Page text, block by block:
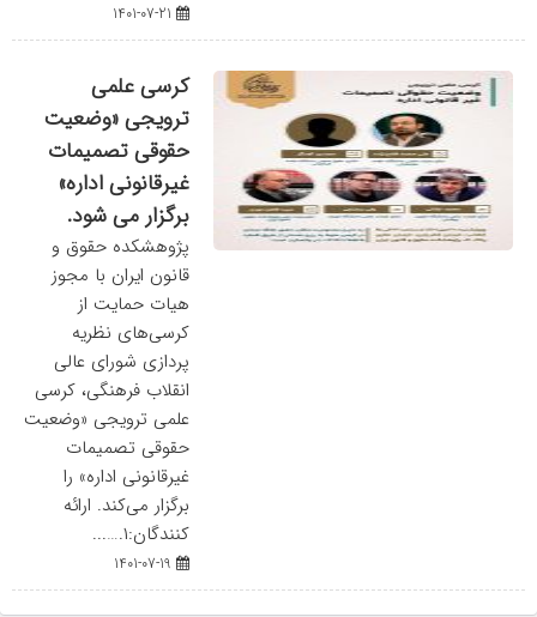
کرسی علمی
ترویجی «وضعیت
حقوقی تصمیمات
غیرقانونی اداره»
برگزار می شود.
پژوهشکده حقوق و
قانون ایران با مجوز
هیات حمایت از
کرسی‌های نظریه
پردازی شورای عالی
انقلاب فرهنگی، کرسی
علمی ترویجی «وضعیت
حقوقی تصمیمات
غیرقانونی اداره» را
برگزار می‌کند. ارائه
کنندگان:۱.…...